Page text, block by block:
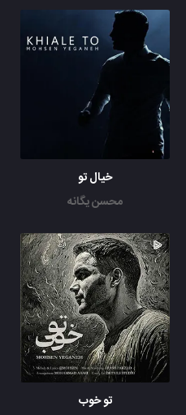
خیال تو
محسن یگانه
تو خوب